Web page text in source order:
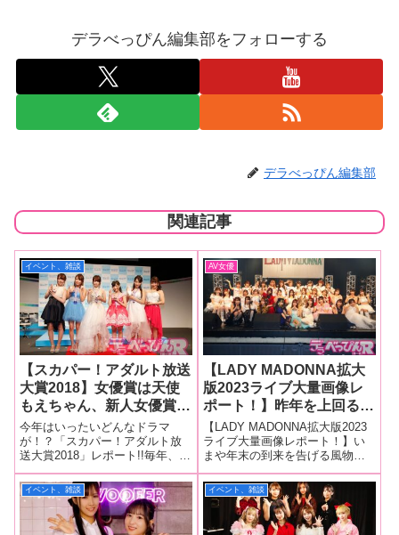
デラべっぴん編集部をフォローする
デラべっぴん編集部
関連記事
イベント、雑談
【スカパー！アダルト放送
大賞2018】女優賞は天使
もえちゃん、新人女優賞は
栄川乃亜ちゃん、熟女女優
賞は花咲いあんさん！ 全
女優に「サンキュー!!」が
届いた感動の授賞式を詳細
レポート！
今年はいったいどんなドラマ
が！？「スカパー！アダルト放
送大賞2018」レポート!!毎年、
数々のドラマが生まれ感動のシ
ーンが見られる“春の本場所”こと
「スカパー！アダルト放送大
賞」。その授賞式「スカパー！
アダルト放送大賞2018」が3月1
AV女優
【LADY MADONNA拡大
版2023ライブ大量画像レ
ポート！】昨年を上回る総
勢33名ものアーティスト
が出演！ソロからグループ
までプロフェッショナルな
歌唱を披露し大爆発のステ
ージに！
【LADY MADONNA拡大版2023
ライブ大量画像レポート！】い
まや年末の到来を告げる風物詩
となったライブイベント「LADY
MADONNA拡大版2023」が11月
29日行われ、セクシー女優やセ
クシーアイドルグループら、総
勢33名が出演
イベント、雑談 イベント、雑談